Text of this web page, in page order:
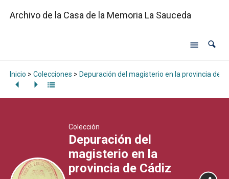
Archivo de la Casa de la Memoria La Sauceda
Inicio > Colecciones > Depuración del magisterio en la provincia de
Colección
Depuración del
magisterio en la
provincia de Cádiz